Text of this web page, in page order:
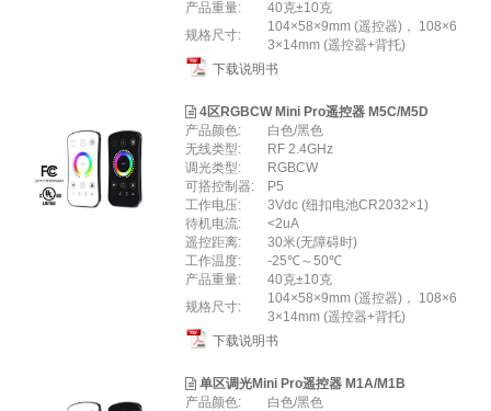
产品重量:
40克±10克
规格尺寸:
104×58×9mm (遥控器)， 108×6
3×14mm (遥控器+背托)
下载说明书
4区RGBCW Mini Pro遥控器 M5C/M5D
产品颜色:
白色/黑色
无线类型:
RF 2.4GHz
调光类型:
RGBCW
可搭控制器:
P5
工作电压:
3Vdc (纽扣电池CR2032×1)
待机电流:
<2uA
遥控距离:
30米(无障碍时)
工作温度:
-25℃～50℃
产品重量:
40克±10克
规格尺寸:
104×58×9mm (遥控器)， 108×6
3×14mm (遥控器+背托)
下载说明书
单区调光Mini Pro遥控器 M1A/M1B
产品颜色:
白色/黑色